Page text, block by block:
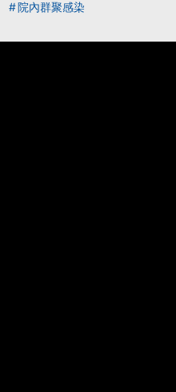
院內群聚感染